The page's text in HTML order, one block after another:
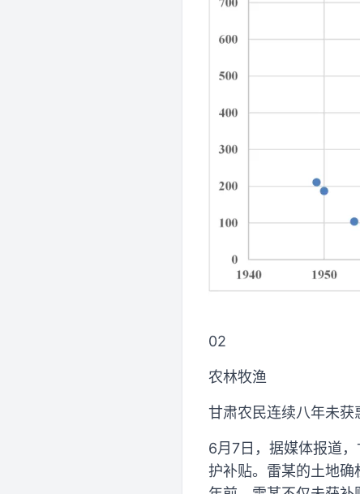
02
农林牧渔
甘肃农民连续八年未获
6月7日，据媒体报道
护补贴。雷某的土地